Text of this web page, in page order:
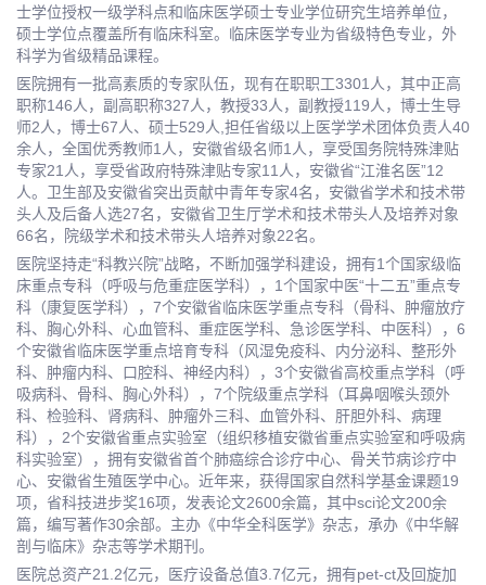
士学位授权一级学科点和临床医学硕士专业学位研究生培养单位，
硕士学位点覆盖所有临床科室。临床医学专业为省级特色专业，外
科学为省级精品课程。
医院拥有一批高素质的专家队伍，现有在职职工3301人，其中正高
职称146人，副高职称327人，教授33人，副教授119人，博士生导
师2人，博士67人、硕士529人,担任省级以上医学学术团体负责人40
余人，全国优秀教师1人，安徽省级名师1人，享受国务院特殊津贴
专家21人，享受省政府特殊津贴专家11人，安徽省“江淮名医”12
人。卫生部及安徽省突出贡献中青年专家4名，安徽省学术和技术带
头人及后备人选27名，安徽省卫生厅学术和技术带头人及培养对象
66名，院级学术和技术带头人培养对象22名。
医院坚持走“科教兴院”战略，不断加强学科建设，拥有1个国家级临
床重点专科（呼吸与危重症医学科），1个国家中医“十二五”重点专
科（康复医学科），7个安徽省临床医学重点专科（骨科、肿瘤放疗
科、胸心外科、心血管科、重症医学科、急诊医学科、中医科），6
个安徽省临床医学重点培育专科（风湿免疫科、内分泌科、整形外
科、肿瘤内科、口腔科、神经内科），3个安徽省高校重点学科（呼
吸病科、骨科、胸心外科），7个院级重点学科（耳鼻咽喉头颈外
科、检验科、肾病科、肿瘤外三科、血管外科、肝胆外科、病理
科），2个安徽省重点实验室（组织移植安徽省重点实验室和呼吸病
科实验室），拥有安徽省首个肺癌综合诊疗中心、骨关节病诊疗中
心、安徽省生殖医学中心。近年来，获得国家自然科学基金课题19
项，省科技进步奖16项，发表论文2600余篇，其中sci论文200余
篇，编写著作30余部。主办《中华全科医学》杂志，承办《中华解
剖与临床》杂志等学术期刊。
医院总资产21.2亿元，医疗设备总值3.7亿元，拥有pet-ct及回旋加